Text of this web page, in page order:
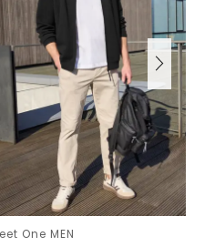
One MEN